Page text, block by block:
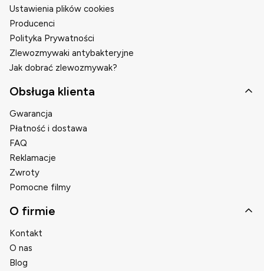
Ustawienia plików cookies
Producenci
Polityka Prywatności
Zlewozmywaki antybakteryjne
Jak dobrać zlewozmywak?
Obsługa klienta
Gwarancja
Płatność i dostawa
FAQ
Reklamacje
Zwroty
Pomocne filmy
O firmie
Kontakt
O nas
Blog